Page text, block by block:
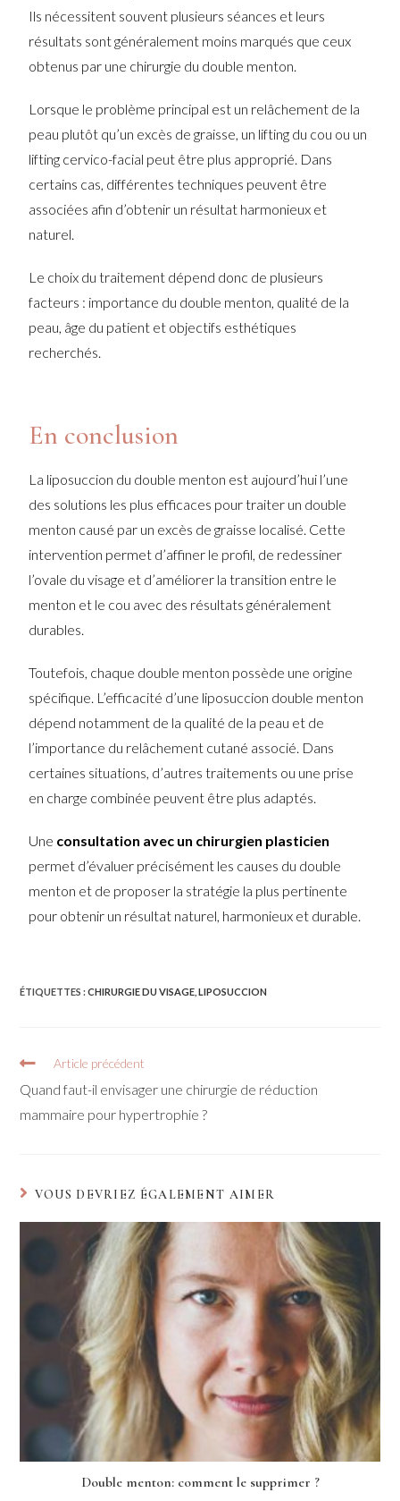
Ils nécessitent souvent plusieurs séances et leurs
résultats sont généralement moins marqués que ceux
obtenus par une chirurgie du double menton.
Lorsque le problème principal est un relâchement de la
peau plutôt qu’un excès de graisse, un lifting du cou ou un
lifting cervico-facial peut être plus approprié. Dans
certains cas, différentes techniques peuvent être
associées afin d’obtenir un résultat harmonieux et
naturel.
Le choix du traitement dépend donc de plusieurs
facteurs : importance du double menton, qualité de la
peau, âge du patient et objectifs esthétiques
recherchés.
En conclusion
La liposuccion du double menton est aujourd’hui l’une
des solutions les plus efficaces pour traiter un double
menton causé par un excès de graisse localisé. Cette
intervention permet d’affiner le profil, de redessiner
l’ovale du visage et d’améliorer la transition entre le
menton et le cou avec des résultats généralement
durables.
Toutefois, chaque double menton possède une origine
spécifique. L’efficacité d’une liposuccion double menton
dépend notamment de la qualité de la peau et de
l’importance du relâchement cutané associé. Dans
certaines situations, d’autres traitements ou une prise
en charge combinée peuvent être plus adaptés.
Une consultation avec un chirurgien plasticien
permet d’évaluer précisément les causes du double
menton et de proposer la stratégie la plus pertinente
pour obtenir un résultat naturel, harmonieux et durable.
ÉTIQUETTES :CHIRURGIE DU VISAGE LIPOSUCCION
Article précédent
Quand faut-il envisager une chirurgie de réduction
mammaire pour hypertrophie ?
VOUS DEVRIEZ ÉGALEMENT AIMER
Double menton: comment le supprimer ?